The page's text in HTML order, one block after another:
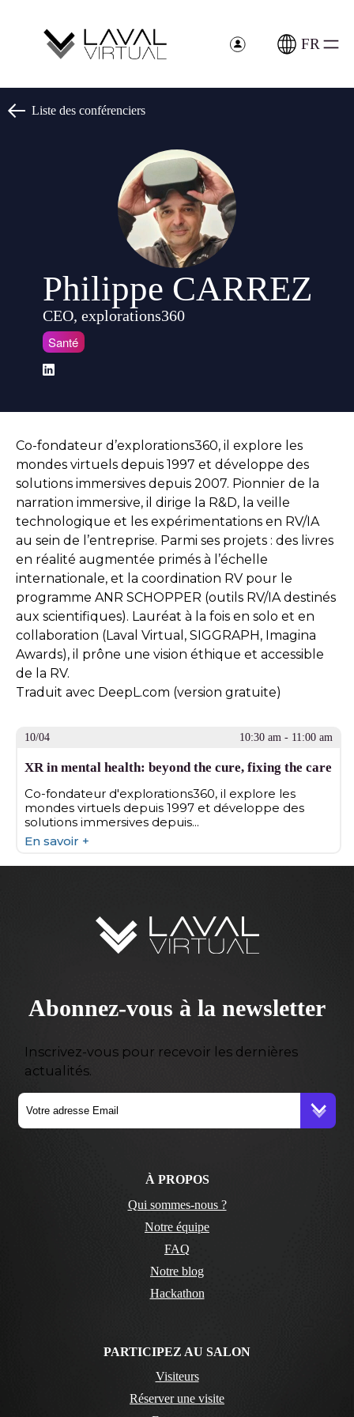
FR
Liste des conférenciers
Philippe CARREZ
CEO, explorations360
Santé
Co-fondateur d’explorations360, il explore les
mondes virtuels depuis 1997 et développe des
solutions immersives depuis 2007. Pionnier de la
narration immersive, il dirige la R&D, la veille
technologique et les expérimentations en RV/IA
au sein de l’entreprise. Parmi ses projets : des livres
en réalité augmentée primés à l’échelle
internationale, et la coordination RV pour le
programme ANR SCHOPPER (outils RV/IA destinés
aux scientifiques). Lauréat à la fois en solo et en
collaboration (Laval Virtual, SIGGRAPH, Imagina
Awards), il prône une vision éthique et accessible
de la RV.
Traduit avec DeepL.com (version gratuite)
10/04 10:30 am - 11:00 am
XR in mental health: beyond the cure, fixing the care
Co-fondateur d'explorations360, il explore les
mondes virtuels depuis 1997 et développe des
solutions immersives depuis...
En savoir +
Abonnez-vous à la newsletter
Inscrivez-vous pour recevoir les dernières
actualités.
À PROPOS
Qui sommes-nous ?
Notre équipe
FAQ
Notre blog
Hackathon
PARTICIPEZ AU SALON
Visiteurs
Réserver une visite